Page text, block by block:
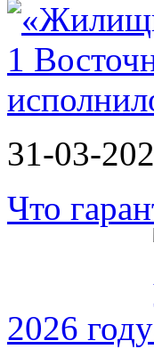
31-03-
Что
2026 году